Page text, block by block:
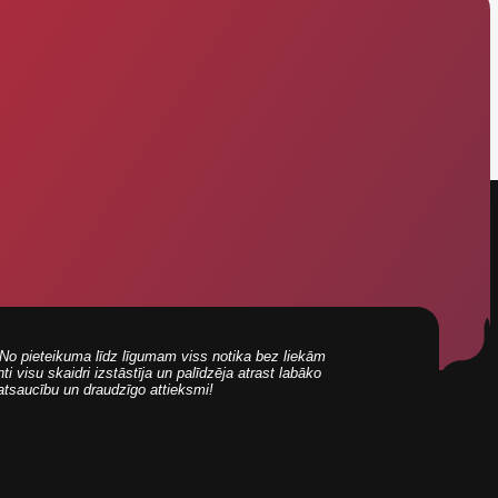
pieteikuma līdz līgumam viss notika bez liekām
visu skaidri izstāstīja un palīdzēja atrast labāko
un draudzīgo attieksmi!